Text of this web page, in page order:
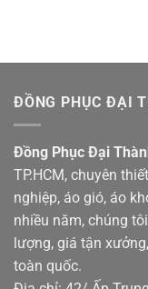
ĐỒNG PHỤC ĐẠI
Đồng Phục Đại
TP.HCM, chuyên
nghiệp, áo gió, áo
nhiều năm, chúng
lượng, giá tận
toàn quốc.